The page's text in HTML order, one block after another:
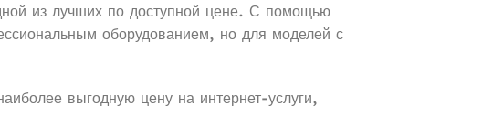
из лучших по доступной цене. С помощью
оборудованием, но для моделей с
выгодную цену на интернет-услуги,